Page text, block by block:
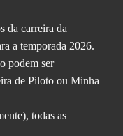
da carreira da
a temporada 2026.
podem ser
de Piloto ou Minha
todas as